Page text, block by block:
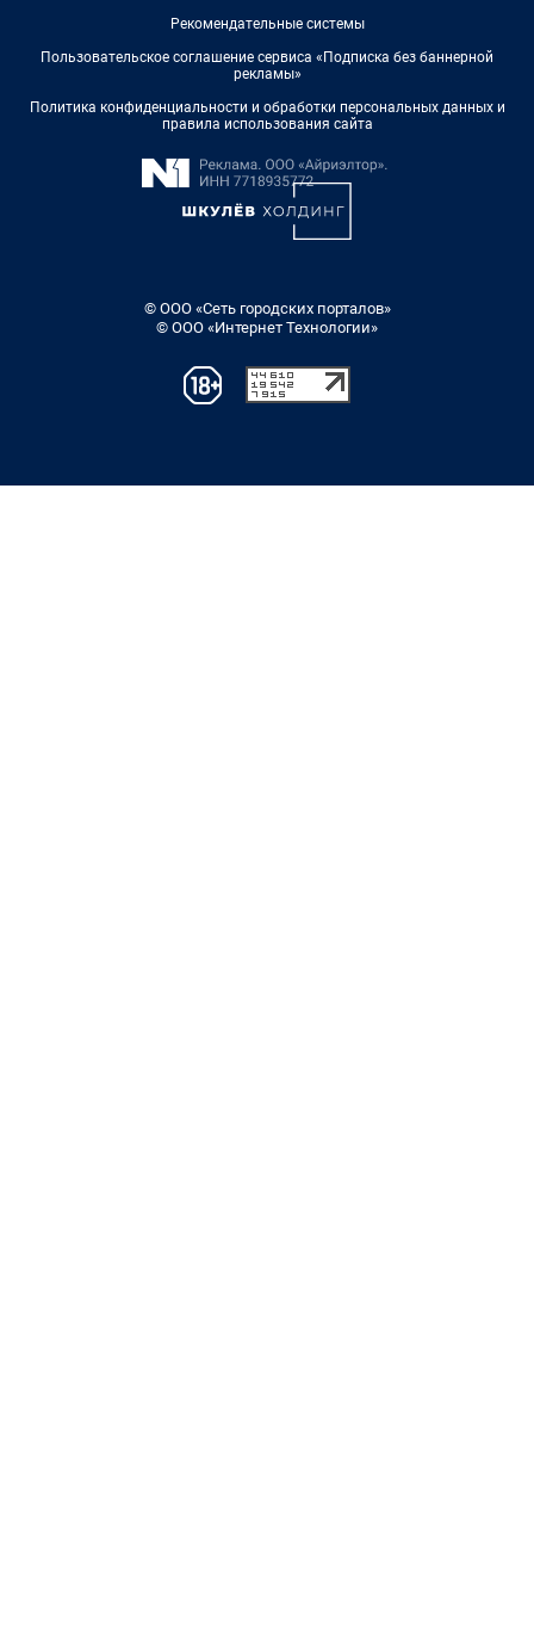
Рекомендательные системы
Пользовательское соглашение сервиса «Подписка без баннерной
рекламы»
Политика конфиденциальности и обработки персональных данных и
правила использования сайта
© ООО «Сеть городских порталов»
© ООО «Интернет Технологии»